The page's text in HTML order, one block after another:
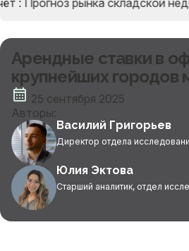
: Прогноз рынка складской
Арендные ставки в
крупнейших городов
25 сентября 2025
Авторы:
Василий Григорьев
Директор отдела
Юлия Эктова
Старший аналитик, отдел